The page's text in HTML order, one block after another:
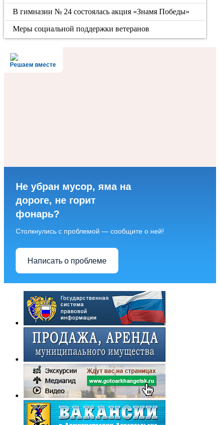
В гимназии № 24 состоялась акция «Знамя Победы»
Меры социальной поддержки ветеранов
Решаем вместе
Не убран мусор, яма на
дороге, не горит
фонарь?
Столкнулись с проблемой — сообщите о ней!
Написать о проблеме